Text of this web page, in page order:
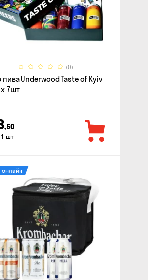
(0)
пива Underwood Taste of Kyiv
x 7шт
,50
1 шт
онлайн